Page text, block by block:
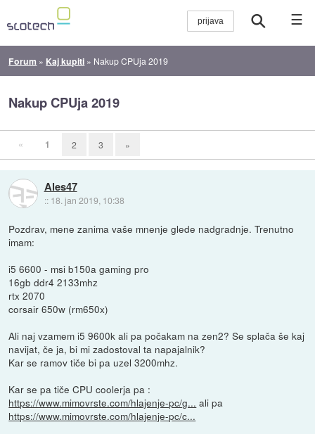
☰
Forum » Kaj kupiti » Nakup CPUja 2019
Nakup CPUja 2019
« 1 2 3 »
Ales47
:: 18. jan 2019, 10:38
Pozdrav, mene zanima vaše mnenje glede nadgradnje. Trenutno
imam:
i5 6600 - msi b150a gaming pro
16gb ddr4 2133mhz
rtx 2070
corsair 650w (rm650x)
Ali naj vzamem i5 9600k ali pa počakam na zen2? Se splača še kaj
navijat, če ja, bi mi zadostoval ta napajalnik?
Kar se ramov tiče bi pa uzel 3200mhz.
Kar se pa tiče CPU coolerja pa :
https://www.mimovrste.com/hlajenje-pc/g... ali pa
https://www.mimovrste.com/hlajenje-pc/c...